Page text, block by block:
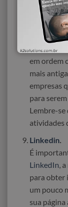
ajuda a
Preste
currículo.
As
em ordem
mais
empresas
para
Lembre-se
atividades
Linkedin.
É
LinkedIn,
para obter
um pouco
sua